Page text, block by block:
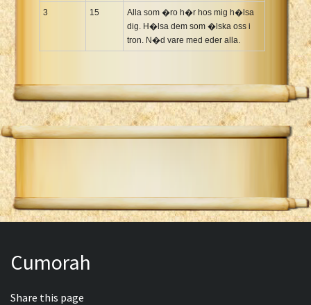
3 15
Alla som �ro h�r hos mig h�lsa
dig. H�lsa dem som �lska oss i
tron. N�d vare med eder alla.
Cumorah
Share this page